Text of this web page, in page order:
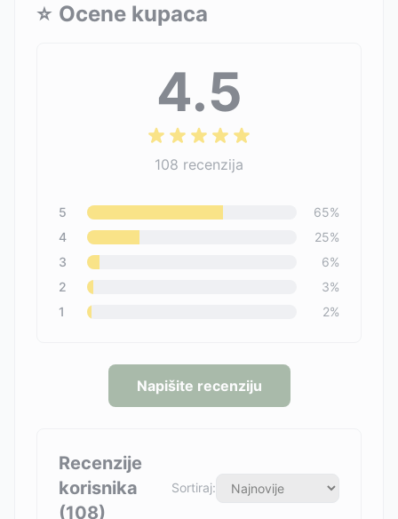
⭐ Ocene kupaca
4.5
108 recenzija
5 65%
4
25%
3
6%
2
3%
1
2%
Napišite recenziju
Recenzije
korisnika
(108)
Sortiraj: